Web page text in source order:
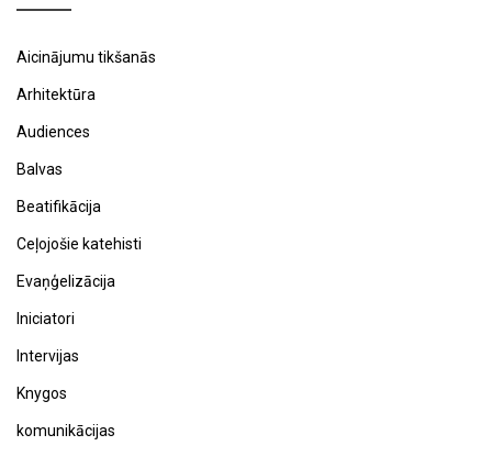
Aicinājumu tikšanās
Arhitektūra
Audiences
Balvas
Beatifikācija
Ceļojošie katehisti
Evaņģelizācija
Iniciatori
Intervijas
Knygos
komunikācijas